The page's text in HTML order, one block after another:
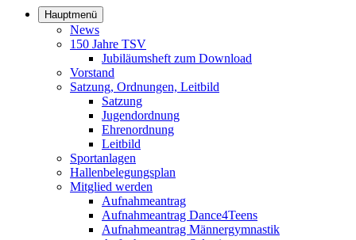
Hauptmenü
News
150 Jahre TSV
Jubiläumsheft zum Download
Vorstand
Satzung, Ordnungen, Leitbild
Satzung
Jugendordnung
Ehrenordnung
Leitbild
Sportanlagen
Hallenbelegungsplan
Mitglied werden
Aufnahmeantrag
Aufnahmeantrag Dance4Teens
Aufnahmeantrag Männergymnastik